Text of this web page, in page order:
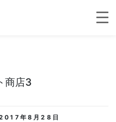
商店3
年8月28日